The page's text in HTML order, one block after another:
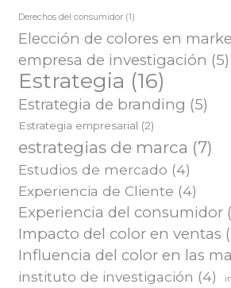
Derechos del consumidor (1)
Elección de colores en
empresa de investigación (5)
Estrategia (16)
Estrategia de branding (5)
Estrategia empresarial (2)
estrategias de marca (7)
Estudios de mercado (4)
Experiencia de Cliente (4)
Experiencia del consumidor
Impacto del color en ventas
Influencia del color en las
instituto de investigación (4)